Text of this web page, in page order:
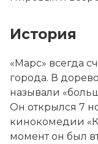
История
«Марс» всегда
города. В
называли
Он открылся 7
кинокомедии
момент он был